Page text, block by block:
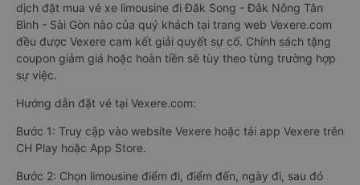
dịch đặt mua vé xe limousine đi Đăk Song - Đắk Nông Tân
Bình - Sài Gòn nào của quý khách tại trang web Vexere.com
đều được Vexere cam kết giải quyết sự cố. Chính sách tặng
coupon giảm giá hoặc hoàn tiền sẽ tùy theo từng trường hợp
sự việc.
Hướng dẫn đặt vé tại Vexere.com:
Bước 1: Truy cập vào website Vexere hoặc tải app Vexere trên
CH Play hoặc App Store.
Bước 2: Chọn limousine điểm đi, điểm đến, ngày đi, sau đó